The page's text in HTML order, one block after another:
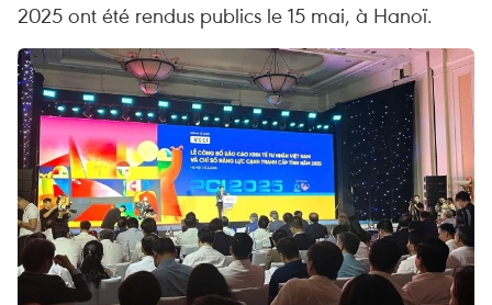
2025 ont été rendus publics le 15 mai, à Hanoï.